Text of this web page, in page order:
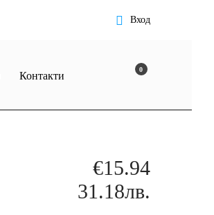
Вход
0
Контакти
€15.94
31.18лв.